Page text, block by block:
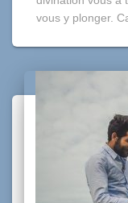
vous y plonger.